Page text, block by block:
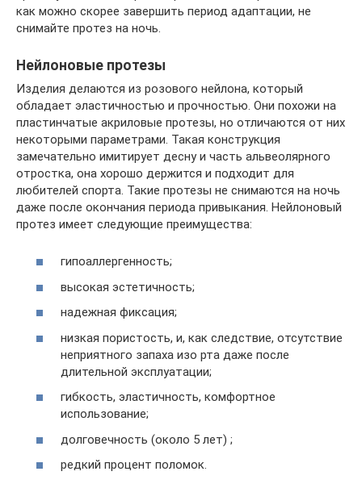
как можно скорее завершить период адаптации, не
снимайте протез на ночь.
Нейлоновые протезы
Изделия делаются из розового нейлона, который
обладает эластичностью и прочностью. Они похожи на
пластинчатые акриловые протезы, но отличаются от них
некоторыми параметрами. Такая конструкция
замечательно имитирует десну и часть альвеолярного
отростка, она хорошо держится и подходит для
любителей спорта. Такие протезы не снимаются на ночь
даже после окончания периода привыкания. Нейлоновый
протез имеет следующие преимущества:
гипоаллергенность;
высокая эстетичность;
надежная фиксация;
низкая пористость, и, как следствие, отсутствие
неприятного запаха изо рта даже после
длительной эксплуатации;
гибкость, эластичность, комфортное
использование;
долговечность (около 5 лет) ;
редкий процент поломок.